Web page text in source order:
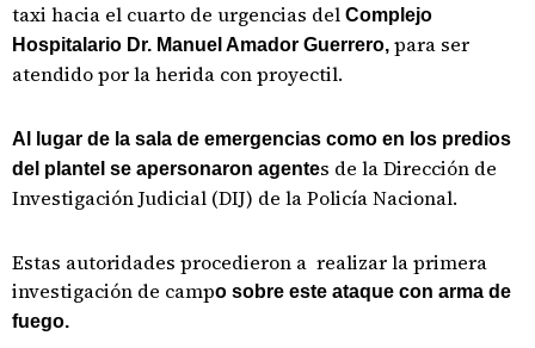
taxi hacia el cuarto de urgencias del Complejo
Hospitalario Dr. Manuel Amador Guerrero, para ser
atendido por la herida con proyectil.
Al lugar de la sala de emergencias como en los predios
del plantel se apersonaron agentes de la Dirección de
Investigación Judicial (DIJ) de la Policía Nacional.
Estas autoridades procedieron a realizar la primera
investigación de campo sobre este ataque con arma de
fuego.